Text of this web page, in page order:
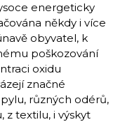
energeticky
někdy i více
obyvatel, k
poškozování
oxidu
značné
různých odérů,
z textilu, i výskyt